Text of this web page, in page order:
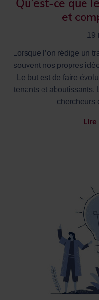
Qu’est-ce que
et
19
Lorsque l’on rédige un
souvent nos propres
Le but est de faire
tenants et aboutissants.
chercheurs